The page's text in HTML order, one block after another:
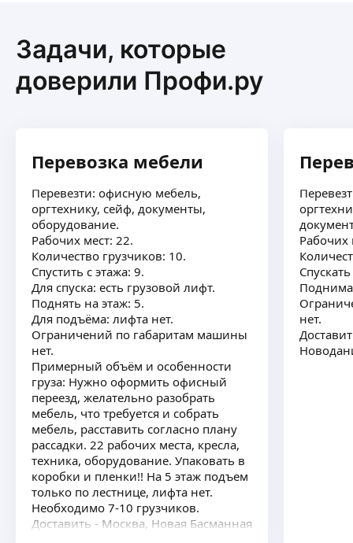
5,0 2 отзыва
Предлагаем услуги:
• квартирные переезды.
• вынос мусора.
Команда от 1 до 5 человек.
Оперативно приступаем к работе.
Амин И.
Работаю в сфере, грузоперевозок более 8лет,
квартирные переезды, дачные переезды,
такилажные работы, работаю как с грузчиками,
так и без погрузки, офисные переезды…
ещё
Иван З.
1,0 1отзыв
Крупная компания ООО
Помощь в переезде (офисный, квартирный,
склад, разборка и упаковка мебели)
Стаж работы 6 лет
Задачи, которые
доверили Профи.ру
Перевозка мебели
Перевезти: офисную мебель,
оргтехнику, сейф, документы,
оборудование.
Рабочих мест: 22.
Количество грузчиков: 10.
Спустить с этажа: 9.
Для спуска: есть грузовой лифт.
Поднять на этаж: 5.
Для подъёма: лифта нет.
Ограничений по габаритам машины
нет.
Примерный объём и особенности
груза: Нужно оформить офисный
переезд, желательно разобрать
мебель, что требуется и собрать
мебель, расставить согласно плану
рассадки. 22 рабочих места, кресла,
техника, оборудование. Упаковать в
коробки и пленки!! На 5 этаж подъем
только по лестнице, лифта нет.
Необходимо 7-10 грузчиков.
Доставить - Москва, Новая Басманная
Рабочих
нет.